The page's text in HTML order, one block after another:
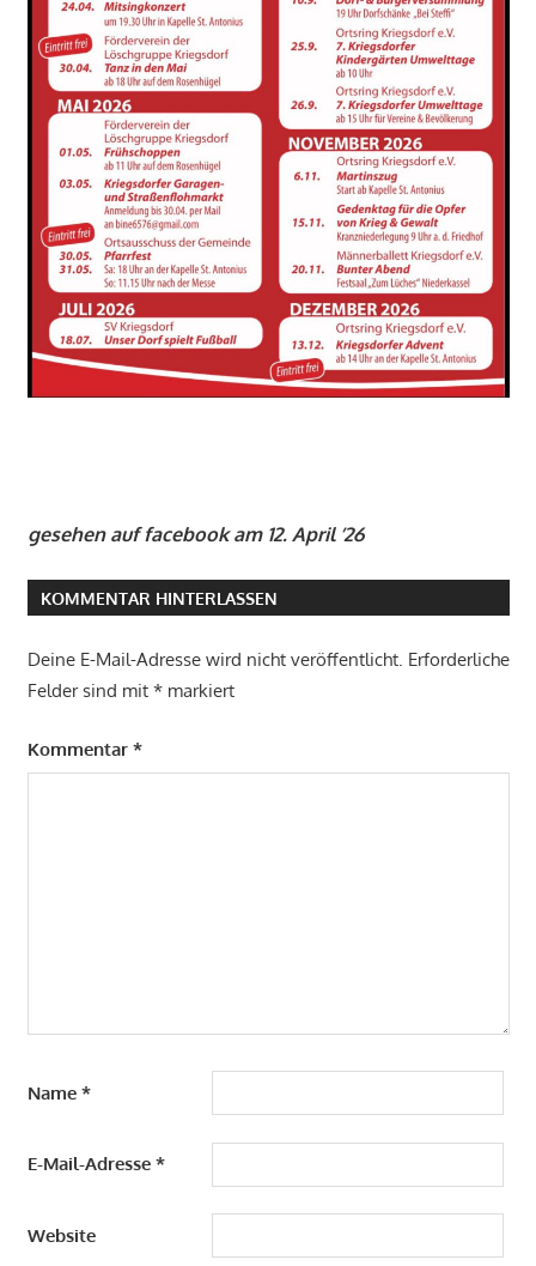
gesehen auf facebook am 12. April ’26
KOMMENTAR HINTERLASSEN
Deine E-Mail-Adresse wird nicht veröffentlicht. Erforderliche
Felder sind mit *markiert
Kommentar *
Name *
E-Mail-Adresse *
Website